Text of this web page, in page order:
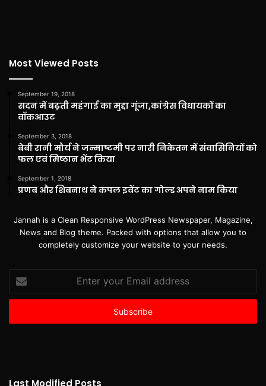
Most Viewed Posts
September 19, 2018
सदन में बढ़ती महंगाई का मुद्दा गूंजा,कांग्रेस विधायकों का
वॉकआउट
September 3, 2018
बेबी रानी मौर्य ने जन्माष्टमी पर नारी निकेतन में संवासिनियों को
फल एवं मिष्ठान भेंट किया
September 1, 2018
प्रणब और शिबनाथ ने कपल इवेंट का गोल्ड अपने नाम किया
Jannah is a Clean Responsive WordPress Newspaper, Magazine,
News and Blog theme. Packed with options that allow you to
completely customize your website to your needs.
your
Email
Last Modified Posts